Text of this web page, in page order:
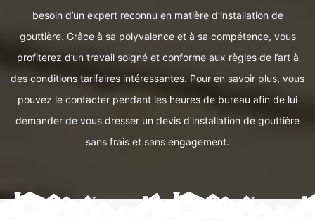
besoin d’un expert reconnu en matière d’installation de
gouttière. Grâce à sa polyvalence et à sa compétence, vous
profiterez d’un travail soigné et conforme aux règles de l’art à
des conditions tarifaires intéressantes. Pour en savoir plus, vous
pouvez le contacter pendant les heures de bureau afin de lui
demander de vous dresser un devis d’installation de gouttière
sans frais et sans engagement.